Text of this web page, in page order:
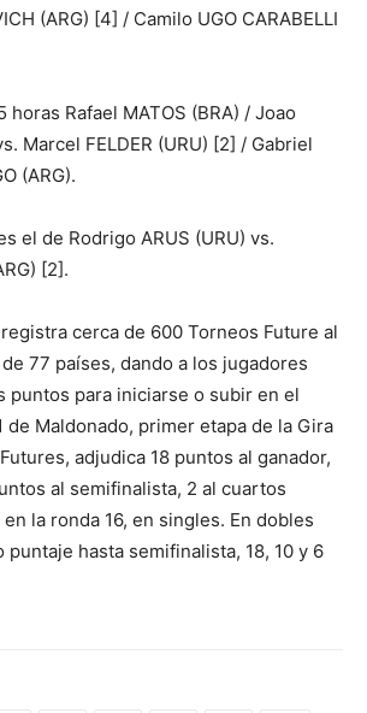
(ARG) [4] / Camilo UGO CARABELLI
horas Rafael MATOS (BRA) / Joao
Marcel FELDER (URU) [2] / Gabriel
(ARG).
el de Rodrigo ARUS (URU) vs.
[2].
cerca de 600 Torneos Future al
77 países, dando a los jugadores
puntos para iniciarse o subir en el
de Maldonado, primer etapa de la Gira
adjudica 18 puntos al ganador,
al semifinalista, 2 al cuartos
la ronda 16, en singles. En dobles
puntaje hasta semifinalista, 18, 10 y 6